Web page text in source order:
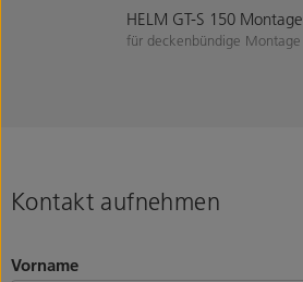
HELM GT-S 150
für deckenbündige Montage
Kontakt aufnehmen
Vorname